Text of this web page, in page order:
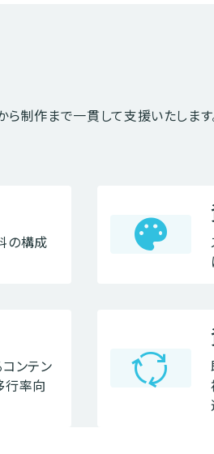
制作まで一貫して支援いたします
の構成
palette
ンテン
行率向
cycle